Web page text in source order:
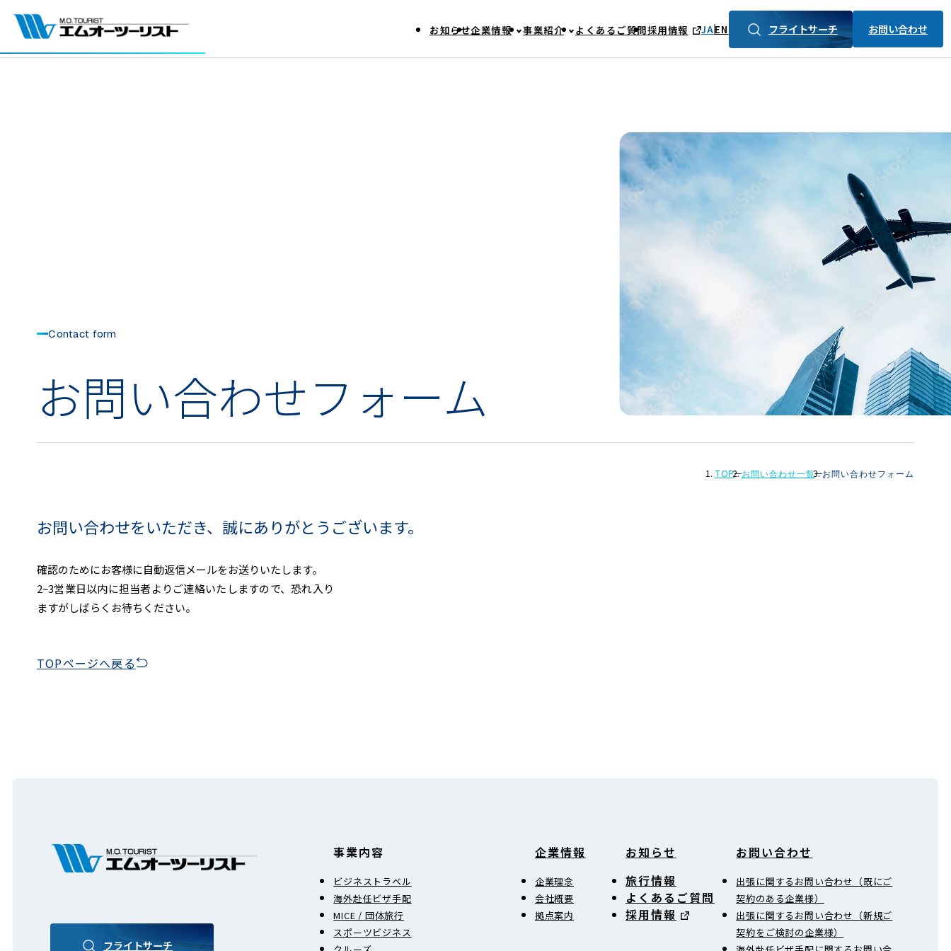
お知らせ企業情報 事業紹介 よくあるご質問採用情報 JAEN フライトサーチ お問い合わせ
Contact form
お問い合わせフォーム
TOP お問い合わせ一覧 お問い合わせフォーム
お問い合わせをいただき、誠にありがとうございます。
確認のためにお客様に自動返信メールをお送りいたします。
2~3営業日以内に担当者よりご連絡いたしますので、恐れ入り
ますがしばらくお待ちください。
TOPページへ戻る
フライトサーチ
事業内容
ビジネストラベル
海外赴任ビザ手配
MICE / 団体旅行
スポーツビジネス
企業情報
企業理念
会社概要
拠点案内
お知らせ
旅行情報
よくあるご質問
採用情報
お問い合わせ
出張に関するお問い合わせ（既にご
契約のある企業様）
出張に関するお問い合わせ（新規ご
契約をご検討の企業様）